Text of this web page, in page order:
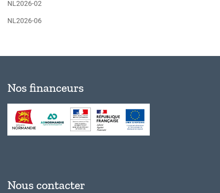
NL2026-02
NL2026-06
Nos financeurs
Nous contacter